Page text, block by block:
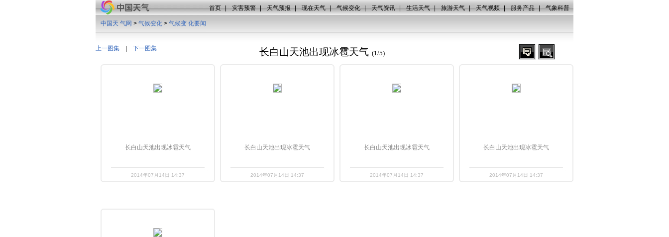
首页 | 灾害预警 | 天气预报 | 现在天气 | 气候变化 | 天气资讯 | 生活天气 | 旅游天气 | 天气视频 | 服务产品 | 气象科普
上一图集 下一图集
中国天 气网 > 气候变化 > 气候变 化要闻
长白山天池出现冰雹天气 (1/5)
长白山天池出现冰雹天气
2014年07月14日 14:37
长白山天池出现冰雹天气
2014年07月14日 14:37
长白山天池出现冰雹天气
2014年07月14日 14:37
长白山天池出现冰雹天气
2014年07月14日 14:37